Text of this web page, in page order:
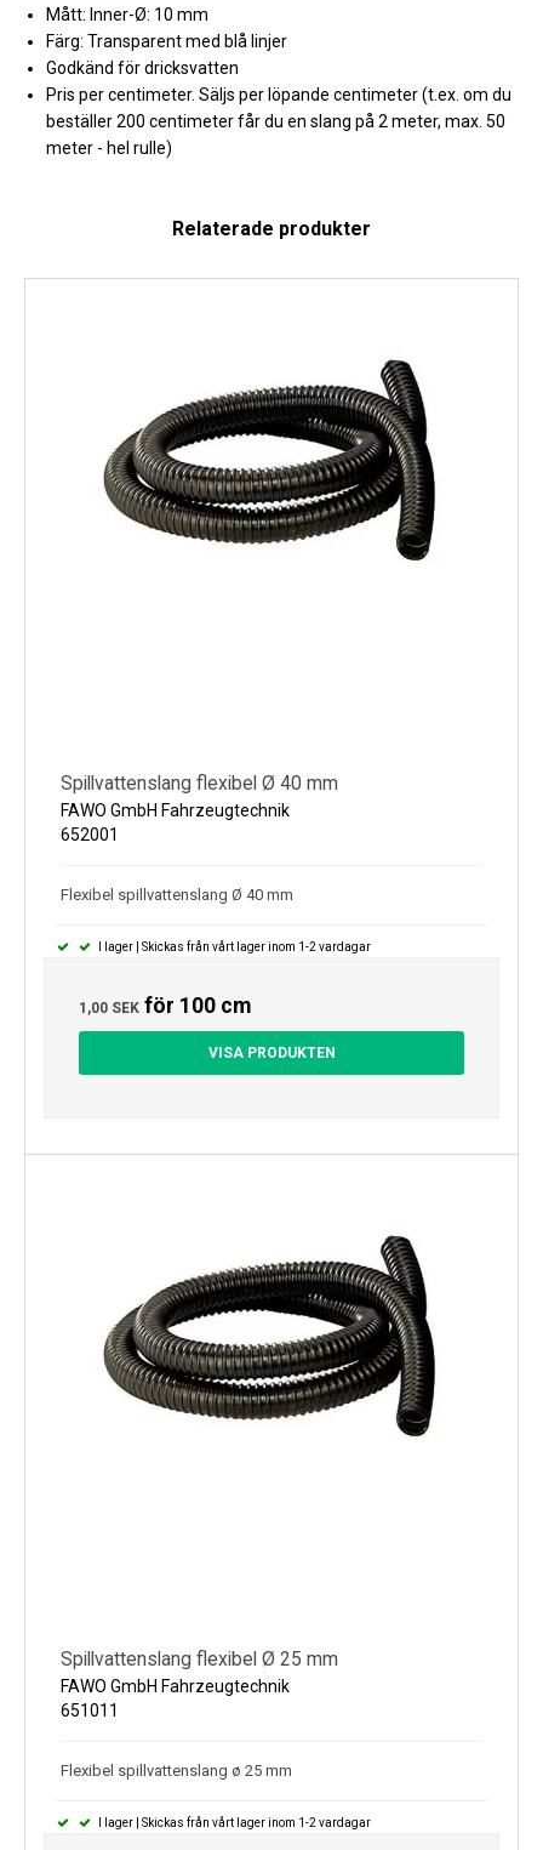
Mått: Inner-Ø: 10 mm
Färg: Transparent med blå linjer
Godkänd för dricksvatten
Pris per centimeter. Säljs per löpande centimeter (t.ex. om du
beställer 200 centimeter får du en slang på 2 meter, max. 50
meter - hel rulle)
Relaterade produkter
Spillvattenslang flexibel Ø 40 mm
FAWO GmbH Fahrzeugtechnik
652001
Flexibel spillvattenslang Ø 40 mm
I lager | Skickas från vårt lager inom 1-2 vardagar
1,00 SEK för 100 cm
VISA PRODUKTEN
Spillvattenslang flexibel Ø 25 mm
FAWO GmbH Fahrzeugtechnik
651011
Flexibel spillvattenslang ø 25 mm
I lager | Skickas från vårt lager inom 1-2 vardagar